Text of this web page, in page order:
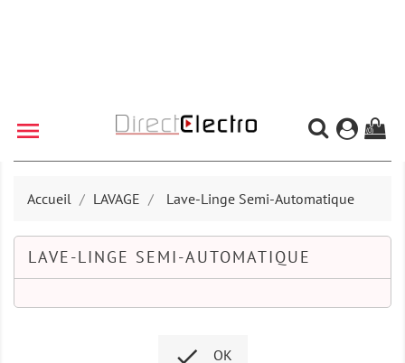
 (0)
Accueil LAVAGE Lave-Linge Semi-Automatique
LAVE-LINGE SEMI-AUTOMATIQUE
 OK